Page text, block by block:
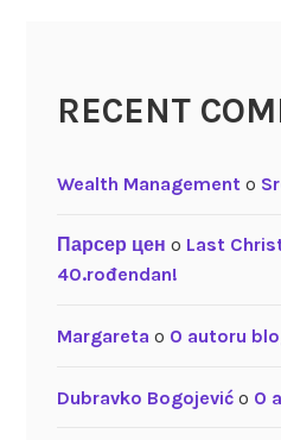
RECENT
Wealth Management o
Парсер цен o Last
40.rođendan!
Margareta o O autoru
Dubravko Bogojevićo O